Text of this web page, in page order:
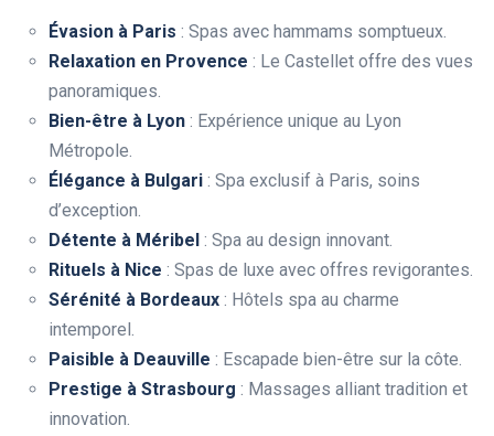
Évasion à Paris : Spas avec hammams somptueux.
Relaxation en Provence : Le Castellet offre des vues
panoramiques.
Bien-être à Lyon : Expérience unique au Lyon
Métropole.
Élégance à Bulgari : Spa exclusif à Paris, soins
d’exception.
Détente à Méribel : Spa au design innovant.
Rituels à Nice : Spas de luxe avec offres revigorantes.
Sérénité à Bordeaux : Hôtels spa au charme
intemporel.
Paisible à Deauville : Escapade bien-être sur la côte.
Prestige à Strasbourg : Massages alliant tradition et
innovation.